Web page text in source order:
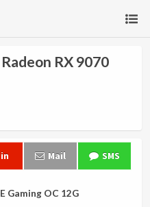
RX 9070
Mail SMS
Gaming OC 12G